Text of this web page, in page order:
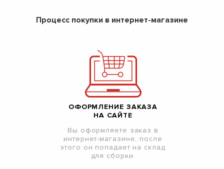
Процесс покупки в интернет-магазине
ОФОРМЛЕНИЕ ЗАКАЗА
НА САЙТЕ
Вы оформляете заказ в
интернет-магазине, после
этого он попадает на склад
для сборки.